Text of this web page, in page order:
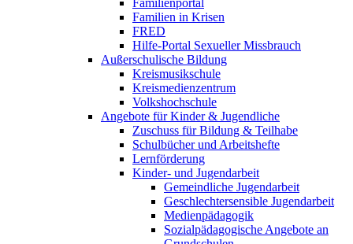
Familienportal
Familien in Krisen
FRED
Hilfe-Portal Sexueller Missbrauch
Außerschulische Bildung
Kreismusikschule
Kreismedienzentrum
Volkshochschule
Angebote für Kinder & Jugendliche
Zuschuss für Bildung & Teilhabe
Schulbücher und Arbeitshefte
Lernförderung
Kinder- und Jugendarbeit
Gemeindliche Jugendarbeit
Geschlechtersensible Jugendarbeit
Medienpädagogik
Sozialpädagogische Angebote an